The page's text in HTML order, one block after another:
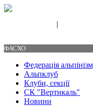
|
ФАСХО
Федерація
Альпклуб
Клуби, секції
СК "Вертикаль"
Новини